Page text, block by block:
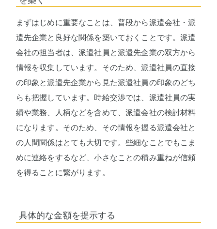
まずはじめに重要なことは、普段から派遣会社・派
遣先企業と良好な関係を築いておくことです。派遣
会社の担当者は、派遣社員と派遣先企業の双方から
情報を収集しています。そのため、派遣社員の直接
の印象と派遣先企業から見た派遣社員の印象のどち
らも把握しています。時給交渉では、派遣社員の実
績や業務、人柄などを含めて、派遣会社の検討材料
になります。そのため、その情報を握る派遣会社と
の人間関係はとても大切です。些細なことでもこま
めに連絡をするなど、小さなことの積み重ねが信頼
を得ることに繋がります。
具体的な金額を提示する